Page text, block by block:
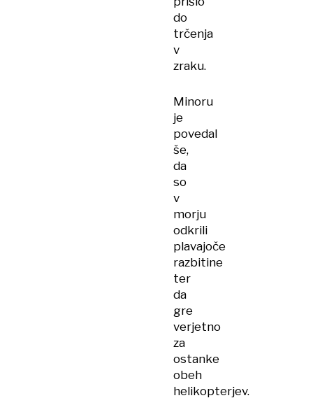
do
trčenja
v
zraku.
Minoru
je
povedal
še,
da
so
v
morju
odkrili
plavajoče
razbitine
ter
da
gre
verjetno
za
ostanke
obeh
helikopterjev.